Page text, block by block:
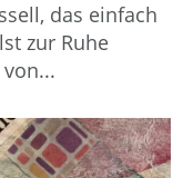
das einfach
zur Ruhe